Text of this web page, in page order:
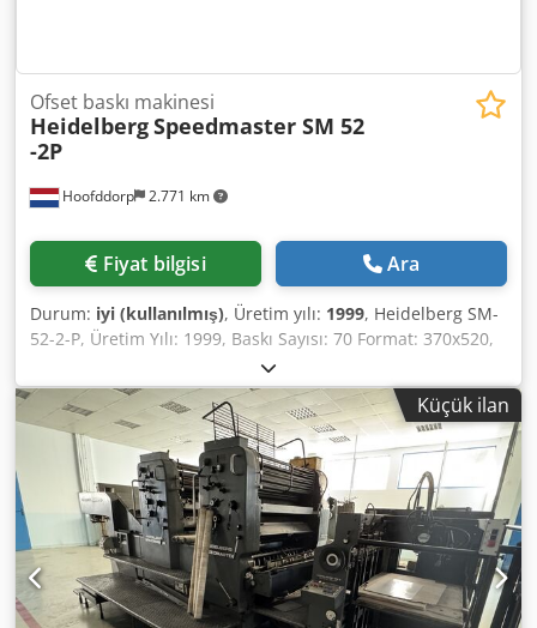
Hoofddorp 2.771 km
Ofset baskı makinesi
HeidelbergSpeedmaster SM 52
-2P
Fiyat bilgisi Ara
Durum: iyi (kullanılmış), Üretim yılı: 1999, Heidelberg SM-
52-2-P, Üretim Yılı: 1999, Baskı Sayısı: 70 Format: 370x520,
2 renk Donanımı: - Plus versiyonu: numaralandırma ve
delme işlemlerine uygun - Baskı silindirleri için yıkama
ünitesi - Elektronik çift yaprak kontrolü - Elektronik çekme
ve yerleştirme kontrolü - Grafix toz püskürtme sistemi -
Technotrans soğutma ve dozaj ünitesi - Delme ve kesme
için temel ünite - Perfecting 1-1/2-0 - Düşük yığınlı teslim
ünitesi - Otomatik plaka yükleme sistemi -
Numaralandırma ünitesi - Alcolor otomatik mürekkep
doygunluk kontrolü - Cptronic Dedjztdnvspfx Akiock -
Konsoldan kontrol edilen mürekkep rulo yıkama ünitesi -
Baskı yüzeyi temizleme ünitesi
Küçük ilan